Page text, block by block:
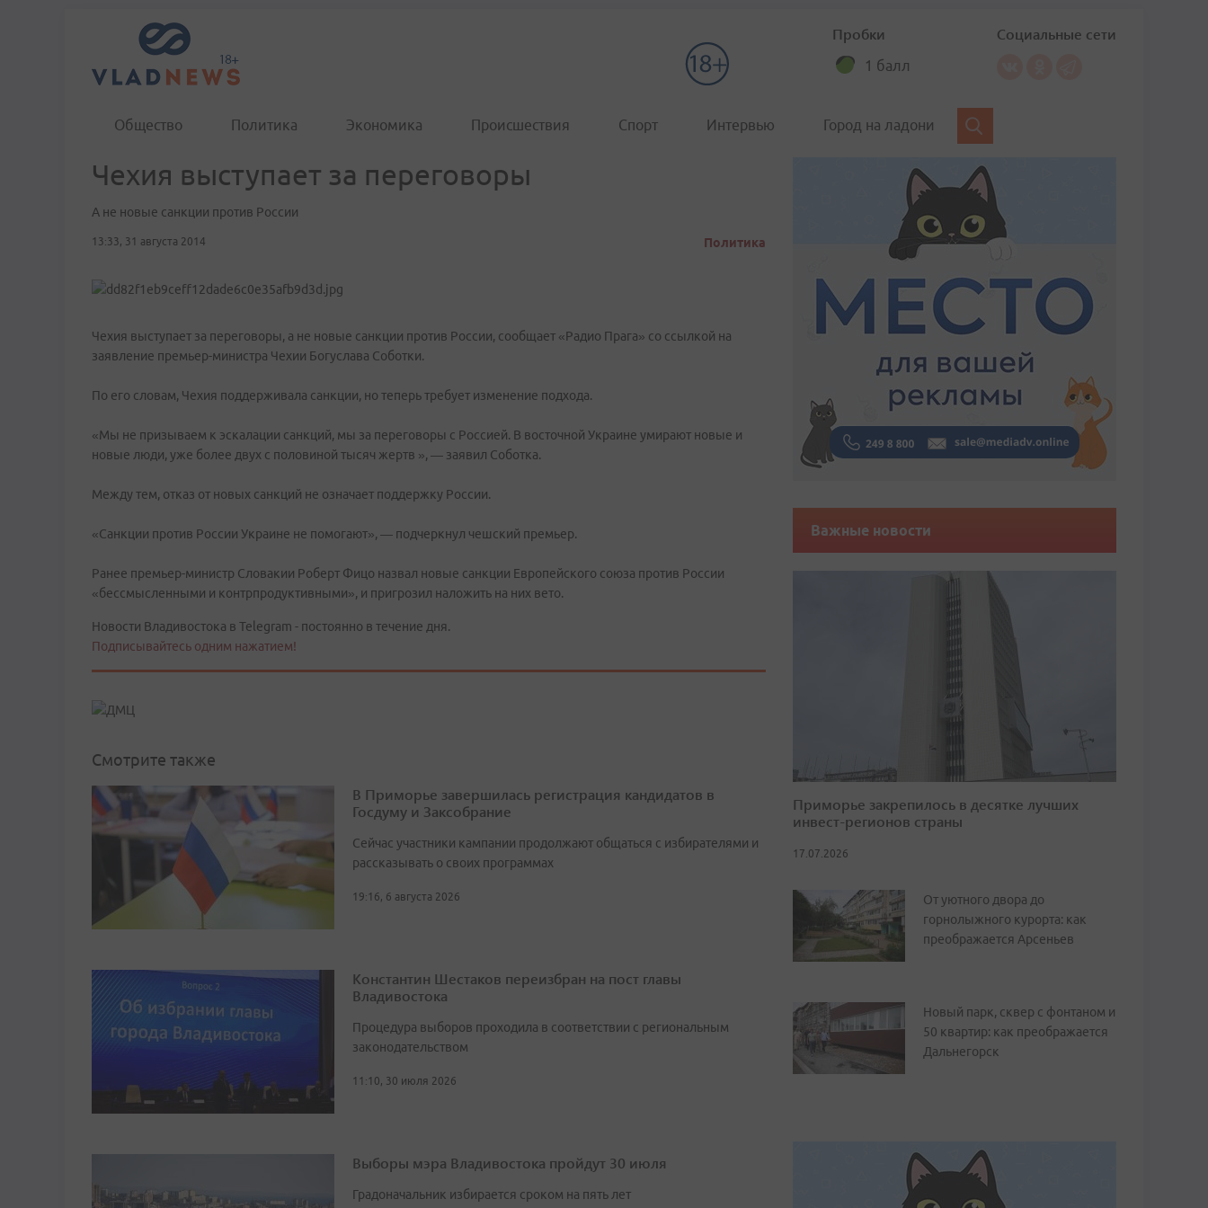
Пробки
1 балл
Социальные сети
Общество Политика Экономика Происшествия Спорт Интервью Город на ладони
Чехия выступает за переговоры
А не новые санкции против России
13:33, 31 августа 2014 Политика
Чехия выступает за переговоры, а не новые санкции против России, сообщает «Радио Прага» со ссылкой на
заявление премьер-министра Чехии Богуслава Соботки.
По его словам, Чехия поддерживала санкции, но теперь требует изменение подхода.
«Мы не призываем к эскалации санкций, мы за переговоры с Россией. В восточной Украине умирают новые и
новые люди, уже более двух с половиной тысяч жертв », — заявил Соботка.
Между тем, отказ от новых санкций не означает поддержку России.
«Санкции против России Украине не помогают», — подчеркнул чешский премьер.
Ранее премьер-министр Словакии Роберт Фицо назвал новые санкции Европейского союза против России
«бессмысленными и контрпродуктивными», и пригрозил наложить на них вето.
Новости Владивостока в Telegram - постоянно в течение дня.
Подписывайтесь одним нажатием!
Смотрите также
В Приморье завершилась регистрация кандидатов в
Госдуму и Заксобрание
Сейчас участники кампании продолжают общаться с избирателями и
рассказывать о своих программах
19:16, 6 августа 2026
Константин Шестаков переизбран на пост главы
Владивостока
Процедура выборов проходила в соответствии с региональным
законодательством
11:10, 30 июля 2026
Выборы мэра Владивостока пройдут 30 июля
Градоначальник избирается сроком на пять лет
Важные новости
Приморье закрепилось в десятке лучших
инвест-регионов страны
17.07.2026
От уютного двора до
горнолыжного курорта: как
преображается Арсеньев
Новый парк, сквер с фонтаном и
50 квартир: как преображается
Дальнегорск